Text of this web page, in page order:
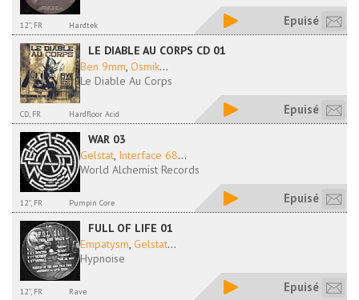
12'', FR Hardtek Epuisé
LE DIABLE AU CORPS CD 01
Ben 9mm, Osmik...
Le Diable Au Corps
CD, FR Hardfloor Acid Epuisé
WAR 03
Gelstat, Interface 68...
World Alchemist Records
12'', FR Pumpin Core Epuisé
FULL OF LIFE 01
Empatysm, Gelstat...
Hypnoise
12'', FR Rave Epuisé